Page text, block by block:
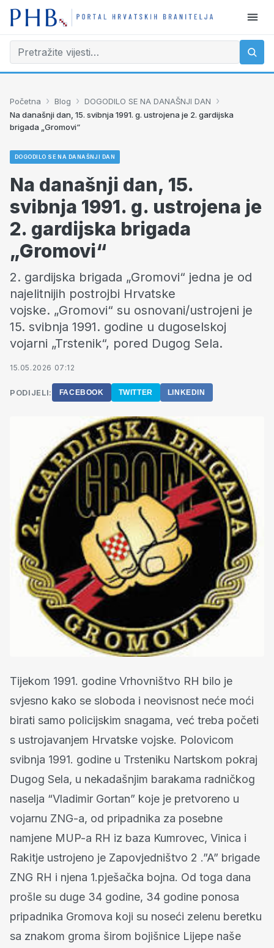
Početna › Blog › DOGODILO SE NA DANAŠNJI DAN ›
Na današnji dan, 15. svibnja 1991. g. ustrojena je 2. gardijska
brigada „Gromovi“
DOGODILO SE NA DANAŠNJI DAN
Na današnji dan, 15.
svibnja 1991. g. ustrojena je
2. gardijska brigada
„Gromovi“
2. gardijska brigada „Gromovi“ jedna je od
najelitnijih postrojbi Hrvatske
vojske. „Gromovi“ su osnovani/ustrojeni je
15. svibnja 1991. godine u dugoselskoj
vojarni „Trstenik“, pored Dugog Sela.
15.05.2026 07:12
PODIJELI: FACEBOOK TWITTER LINKEDIN
Tijekom 1991. godine Vrhovništvo RH bilo je
svjesno kako se sloboda i neovisnost neće moći
birati samo policijskim snagama, već treba početi
s ustrojavanjem Hrvatske vojske. Polovicom
svibnja 1991. godine u Trsteniku Nartskom pokraj
Dugog Sela, u nekadašnjim barakama radničkog
naselja “Vladimir Gortan” koje je pretvoreno u
vojarnu ZNG-a, od pripadnika za posebne
namjene MUP-a RH iz baza Kumrovec, Vinica i
Rakitje ustrojeno je Zapovjedništvo 2 .”A” brigade
ZNG RH i njena 1.pješačka bojna. Od toga dana
prošle su duge 34 godine, 34 godine ponosa
pripadnika Gromova koji su noseći zelenu beretku
sa znakom groma širom bojišnice Lijepe naše